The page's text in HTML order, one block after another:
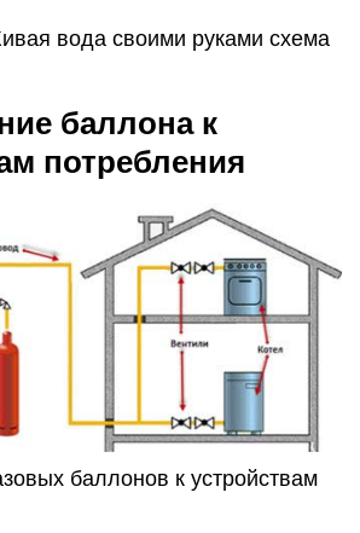
вода своими руками схема
баллона к
потребления
баллонов к устройствам